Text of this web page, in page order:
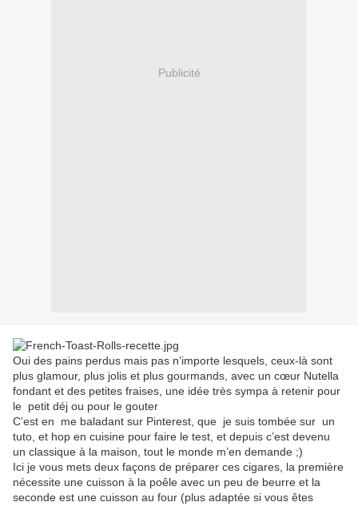
Publicité
Oui des pains perdus mais pas n’importe lesquels, ceux-là sont
plus glamour, plus jolis et plus gourmands, avec un cœur Nutella
fondant et des petites fraises, une idée très sympa à retenir pour
le petit déj ou pour le gouter
C’est en
me baladant sur Pinterest, que je suis tombée sur un
tuto, et hop en cuisine pour faire le test, et depuis c’est devenu
un classique à la maison, tout le monde m’en demande ;)
Ici je vous mets deux façons de préparer ces cigares, la première
nécessite une cuisson à la poêle avec un peu de beurre et la
seconde est une cuisson au four (plus adaptée si vous êtes